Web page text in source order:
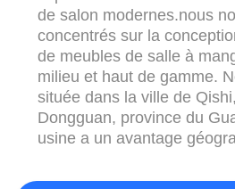
de salon modernes.nous
concentrés sur la
de meubles de salle à
milieu et haut de gamme.
située dans la ville de
Dongguan, province du
usine a un avantage
rendre à l'aéroport de